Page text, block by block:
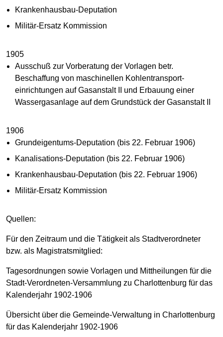
Krankenhausbau-Deputation
Militär-Ersatz Kommission
1905
Ausschuß zur Vorberatung der Vorlagen betr.
Beschaffung von maschinellen Kohlentransport-
einrichtungen auf Gasanstalt II und Erbauung einer
Wassergasanlage auf dem Grundstück der Gasanstalt II
1906
Grundeigentums-Deputation (bis 22. Februar 1906)
Kanalisations-Deputation (bis 22. Februar 1906)
Krankenhausbau-Deputation (bis 22. Februar 1906)
Militär-Ersatz Kommission
Quellen:
Für den Zeitraum und die Tätigkeit als Stadtverordneter
bzw. als Magistratsmitglied:
Tagesordnungen sowie Vorlagen und Mittheilungen für die
Stadt-Verordneten-Versammlung zu Charlottenburg für das
Kalenderjahr 1902-1906
Übersicht über die Gemeinde-Verwaltung in Charlottenburg
für das Kalenderjahr 1902-1906